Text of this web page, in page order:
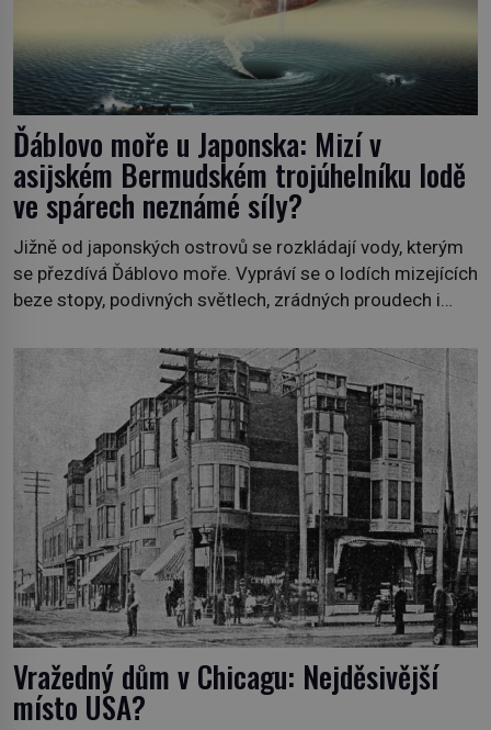
Ďáblovo moře u Japonska: Mizí v
asijském Bermudském trojúhelníku lodě
ve spárech neznámé síly?
Jižně od japonských ostrovů se rozkládají vody, kterým
se přezdívá Ďáblovo moře. Vypráví se o lodích mizejících
beze stopy, podivných světlech, zrádných proudech i
dávných legendách. Je tichomořský Dračí trojúhelník
skutečně prokletým místem, nebo se zde jen
nebezpečná příroda proměnila v jednu z
nejpůsobivějších námořních záhad? […]
Vražedný dům v Chicagu: Nejděsivější
místo USA?